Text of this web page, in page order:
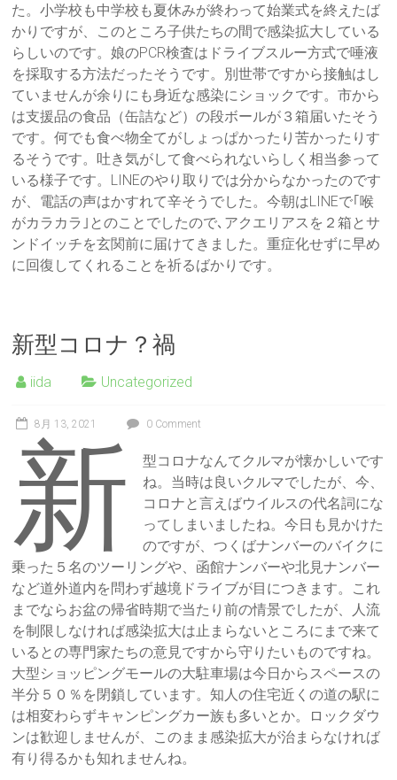
た。小学校も中学校も夏休みが終わって始業式を終えたば
かりですが、このところ子供たちの間で感染拡大している
らしいのです。娘のPCR検査はドライブスルー方式で唾液
を採取する方法だったそうです。別世帯ですから接触はし
ていませんが余りにも身近な感染にショックです。市から
は支援品の食品（缶詰など）の段ボールが３箱届いたそう
です。何でも食べ物全てがしょっぱかったり苦かったりす
るそうです。吐き気がして食べられないらしく相当参って
いる様子です。LINEのやり取りでは分からなかったのです
が、電話の声はかすれて辛そうでした。今朝はLINEで｢喉
がカラカラ｣とのことでしたので､アクエリアスを２箱とサ
ンドイッチを玄関前に届けてきました。重症化せずに早め
に回復してくれることを祈るばかりです。
新型コロナ？禍
iida Uncategorized
8月 13, 2021 0 Comment
新
型コロナなんてクルマが懐かしいです
ね。当時は良いクルマでしたが、今、
コロナと言えばウイルスの代名詞にな
ってしまいましたね。今日も見かけた
のですが、つくばナンバーのバイクに
乗った５名のツーリングや、函館ナンバーや北見ナンバー
など道外道内を問わず越境ドライブが目につきます。これ
までならお盆の帰省時期で当たり前の情景でしたが、人流
を制限しなければ感染拡大は止まらないところにまで来て
いるとの専門家たちの意見ですから守りたいものですね。
大型ショッピングモールの大駐車場は今日からスペースの
半分５０％を閉鎖しています。知人の住宅近くの道の駅に
は相変わらずキャンピングカー族も多いとか。ロックダウ
ンは歓迎しませんが、このまま感染拡大が治まらなければ
有り得るかも知れませんね。